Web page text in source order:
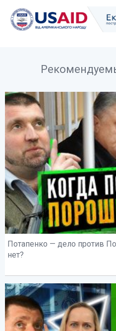
Потапенко — дело против
нет?